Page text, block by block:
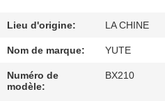
CONTACTEZ-
NOUS
DEMANDEZ
Lieu d'origine: LA CHINE
Nom de marque: YUTE
Numéro de
modèle:
BX210